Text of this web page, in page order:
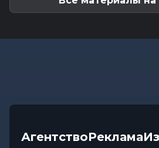
АгентствоРеклама